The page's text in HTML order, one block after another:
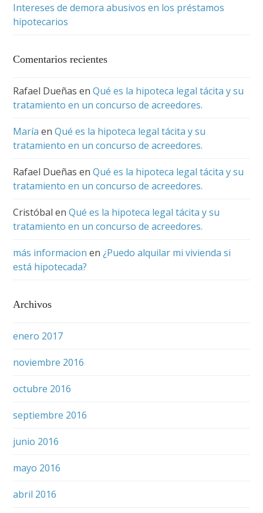
Intereses de demora abusivos en los préstamos
hipotecarios
Comentarios recientes
Rafael Dueñas enQué es la hipoteca legal tácita y su
tratamiento en un concurso de acreedores.
María enQué es la hipoteca legal tácita y su
tratamiento en un concurso de acreedores.
Rafael Dueñas enQué es la hipoteca legal tácita y su
tratamiento en un concurso de acreedores.
Cristóbal enQué es la hipoteca legal tácita y su
tratamiento en un concurso de acreedores.
más informacion en¿Puedo alquilar mi vivienda si
está hipotecada?
Archivos
enero 2017
noviembre 2016
octubre 2016
septiembre 2016
junio 2016
mayo 2016
abril 2016